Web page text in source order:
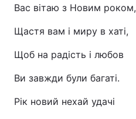
Вас вітаю з Новим роком,
Щастя вам і миру в хаті,
Щоб на радість і любов
Ви завжди були багаті.
Рік новий нехай удачі